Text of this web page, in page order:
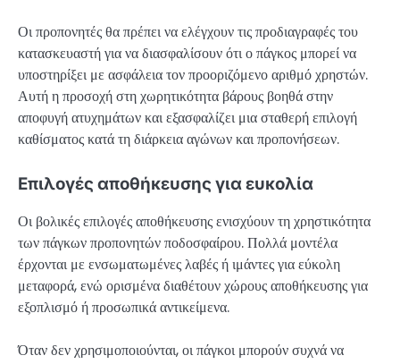
Οι προπονητές θα πρέπει να ελέγχουν τις προδιαγραφές του
κατασκευαστή για να διασφαλίσουν ότι ο πάγκος μπορεί να
υποστηρίξει με ασφάλεια τον προοριζόμενο αριθμό χρηστών.
Αυτή η προσοχή στη χωρητικότητα βάρους βοηθά στην
αποφυγή ατυχημάτων και εξασφαλίζει μια σταθερή επιλογή
καθίσματος κατά τη διάρκεια αγώνων και προπονήσεων.
Επιλογές αποθήκευσης για ευκολία
Οι βολικές επιλογές αποθήκευσης ενισχύουν τη χρηστικότητα
των πάγκων προπονητών ποδοσφαίρου. Πολλά μοντέλα
έρχονται με ενσωματωμένες λαβές ή ιμάντες για εύκολη
μεταφορά, ενώ ορισμένα διαθέτουν χώρους αποθήκευσης για
εξοπλισμό ή προσωπικά αντικείμενα.
Όταν δεν χρησιμοποιούνται, οι πάγκοι μπορούν συχνά να